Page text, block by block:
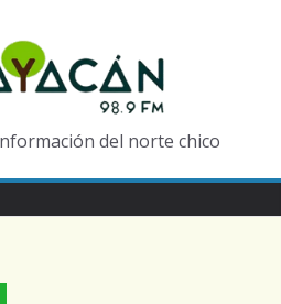
del norte chico